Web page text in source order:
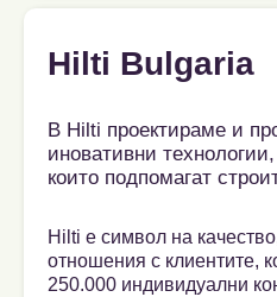
Hilti Bulgaria
В Hilti проектираме и
иновативни
които подпомагат
Hilti е символ на
отношения с клиентите,
250.000 индивидуални